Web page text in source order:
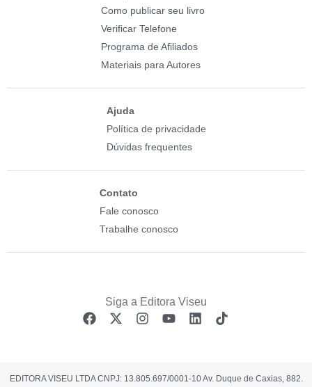
Como publicar seu livro
Verificar Telefone
Programa de Afiliados
Materiais para Autores
Ajuda
Política de privacidade
Dúvidas frequentes
Contato
Fale conosco
Trabalhe conosco
EDITORA VISEU LTDA CNPJ: 13.805.697/0001-10 Av. Duque de Caxias, 882.